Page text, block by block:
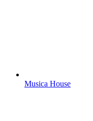
Musica House